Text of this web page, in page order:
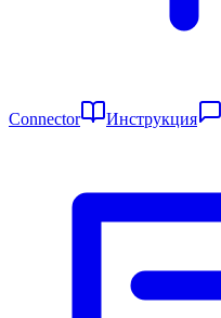
Connector Инструкция